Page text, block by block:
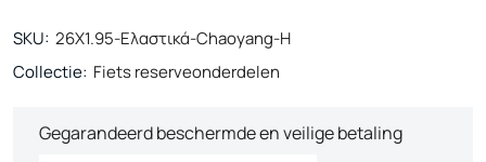
SKU: 26X1.95-Ελαστικά-Chaoyang-H
Collectie: Fiets reserveonderdelen
Gegarandeerd beschermde en veilige betaling